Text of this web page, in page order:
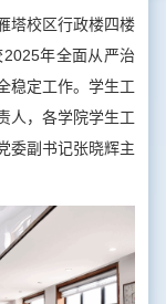
塔校区行政楼四楼
年全面从严治
稳定工作。学生工
人，各学院学生工
委副书记张晓辉主